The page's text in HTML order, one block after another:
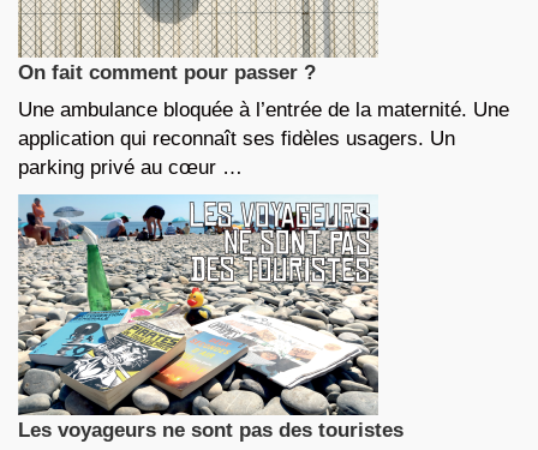
On fait comment pour passer ?
Une ambulance bloquée à l’entrée de la maternité. Une
application qui reconnaît ses fidèles usagers. Un
parking privé au cœur …
Les voyageurs ne sont pas des touristes